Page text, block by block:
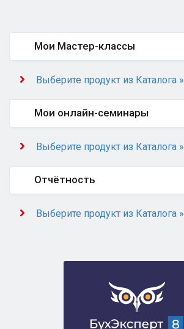
Мои Мастер-классы
Выберите продукт из Каталога »
Мои онлайн-семинары
Выберите продукт из Каталога »
Отчётность
Выберите продукт из Каталога »